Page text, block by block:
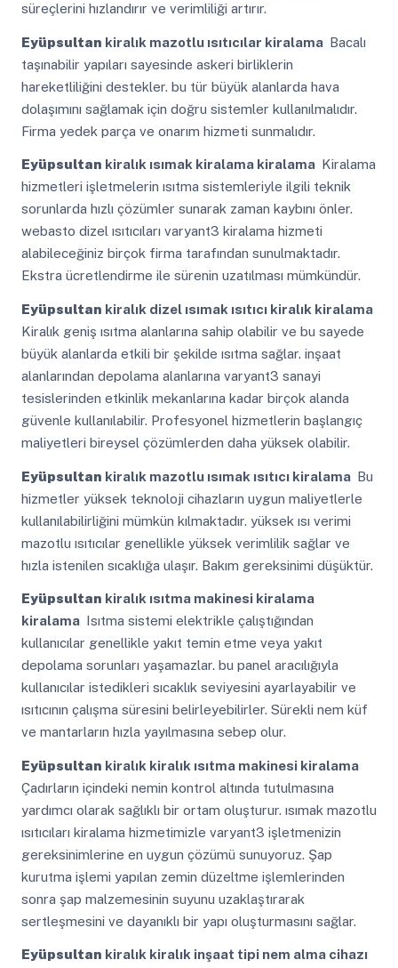
süreçlerini hızlandırır ve verimliliği artırır.
Eyüpsultan kiralık mazotlu ısıtıcılar kiralama Bacalı
taşınabilir yapıları sayesinde askeri birliklerin
hareketliliğini destekler. bu tür büyük alanlarda hava
dolaşımını sağlamak için doğru sistemler kullanılmalıdır.
Firma yedek parça ve onarım hizmeti sunmalıdır.
Eyüpsultan kiralık ısımak kiralama kiralama Kiralama
hizmetleri işletmelerin ısıtma sistemleriyle ilgili teknik
sorunlarda hızlı çözümler sunarak zaman kaybını önler.
webasto dizel ısıtıcıları varyant3 kiralama hizmeti
alabileceğiniz birçok firma tarafından sunulmaktadır.
Ekstra ücretlendirme ile sürenin uzatılması mümkündür.
Eyüpsultan kiralık dizel ısımak ısıtıcı kiralık kiralama
Kiralık geniş ısıtma alanlarına sahip olabilir ve bu sayede
büyük alanlarda etkili bir şekilde ısıtma sağlar. inşaat
alanlarından depolama alanlarına varyant3 sanayi
tesislerinden etkinlik mekanlarına kadar birçok alanda
güvenle kullanılabilir. Profesyonel hizmetlerin başlangıç
maliyetleri bireysel çözümlerden daha yüksek olabilir.
Eyüpsultan kiralık mazotlu ısımak ısıtıcı kiralama Bu
hizmetler yüksek teknoloji cihazların uygun maliyetlerle
kullanılabilirliğini mümkün kılmaktadır. yüksek ısı verimi
mazotlu ısıtıcılar genellikle yüksek verimlilik sağlar ve
hızla istenilen sıcaklığa ulaşır. Bakım gereksinimi düşüktür.
Eyüpsultan kiralık ısıtma makinesi kiralama
kiralama Isıtma sistemi elektrikle çalıştığından
kullanıcılar genellikle yakıt temin etme veya yakıt
depolama sorunları yaşamazlar. bu panel aracılığıyla
kullanıcılar istedikleri sıcaklık seviyesini ayarlayabilir ve
ısıtıcının çalışma süresini belirleyebilirler. Sürekli nem küf
ve mantarların hızla yayılmasına sebep olur.
Eyüpsultan kiralık kiralık ısıtma makinesi kiralama
Çadırların içindeki nemin kontrol altında tutulmasına
yardımcı olarak sağlıklı bir ortam oluşturur. ısımak mazotlu
ısıtıcıları kiralama hizmetimizle varyant3 işletmenizin
gereksinimlerine en uygun çözümü sunuyoruz. Şap
kurutma işlemi yapılan zemin düzeltme işlemlerinden
sonra şap malzemesinin suyunu uzaklaştırarak
sertleşmesini ve dayanıklı bir yapı oluşturmasını sağlar.
Eyüpsultan kiralık kiralık inşaat tipi nem alma cihazı